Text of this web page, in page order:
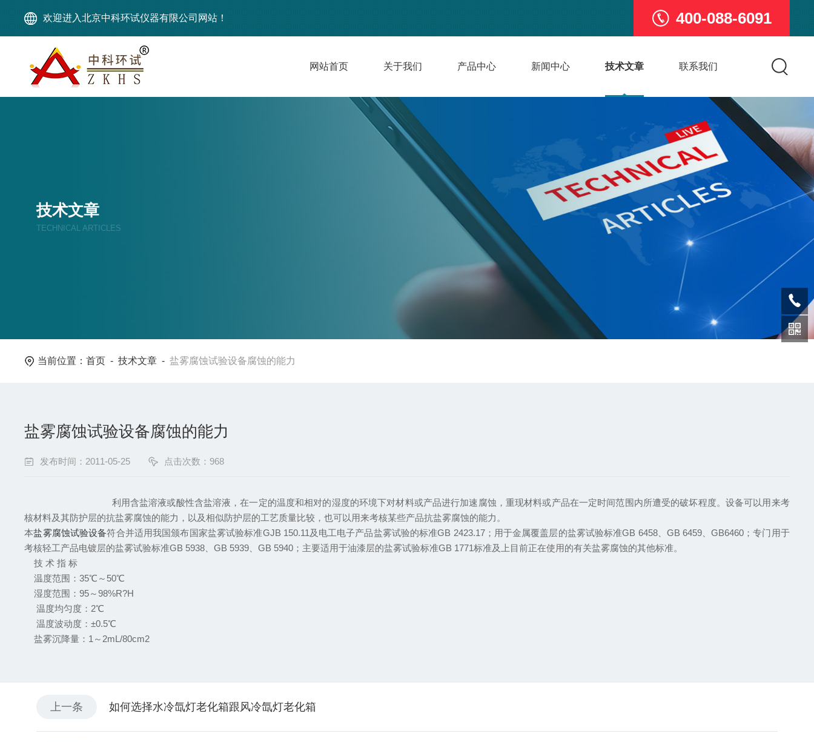
欢迎进入北京中科环试仪器有限公司网站！ 400-088-6091
网站首页 关于我们 产品中心 新闻中心 技术文章 联系我们
技术文章
TECHNICAL ARTICLES
当前位置：首页 -技术文章 -盐雾腐蚀试验设备腐蚀的能力
盐雾腐蚀试验设备腐蚀的能力
发布时间：2011-05-25 点击次数：968
利用含盐溶液或酸性含盐溶液，在一定的温度和相对的湿度的环境下对材料或产品进行加速腐蚀，重现材料或产品在一定时间范围内所遭受的破坏程度。设备可以用来考
核材料及其防护层的抗盐雾腐蚀的能力，以及相似防护层的工艺质量比较，也可以用来考核某些产品抗盐雾腐蚀的能力。
本盐雾腐蚀试验设备符合并适用我国颁布国家盐雾试验标准GJB 150.11及电工电子产品盐雾试验的标准GB 2423.17；用于金属覆盖层的盐雾试验标准GB 6458、GB 6459、GB6460；专门用于
考核轻工产品电镀层的盐雾试验标准GB 5938、GB 5939、GB 5940；主要适用于油漆层的盐雾试验标准GB 1771标准及上目前正在使用的有关盐雾腐蚀的其他标准。
技 术 指 标
温度范围：35℃～50℃
湿度范围：95～98%R?H
温度均匀度：2℃
温度波动度：±0.5℃
盐雾沉降量：1～2mL/80cm2
上一条 如何选择水冷氙灯老化箱跟风冷氙灯老化箱